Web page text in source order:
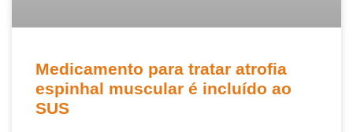
Medicamento para tratar atrofia
espinhal muscular é incluído ao
SUS